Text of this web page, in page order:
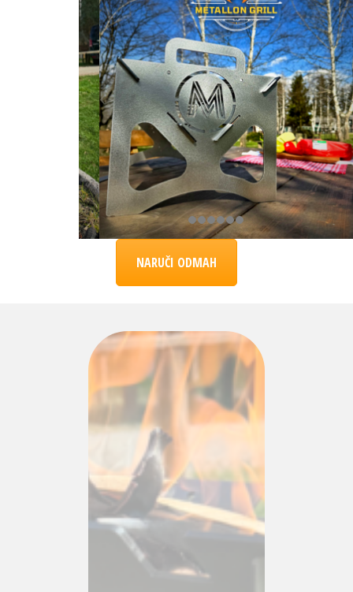
NARUČI ODMAH
CIJENA
109 KM
SA
BESPLATNOM
POŠTARINOM!
Naručiti možete tako što nam